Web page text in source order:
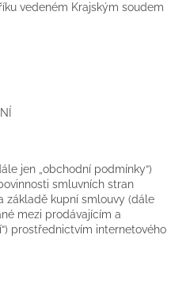
vedeném Krajským soudem
jen „obchodní podmínky“)
smluvních stran
základě kupní smlouvy (dále
mezi prodávajícím a
prostřednictvím internetového